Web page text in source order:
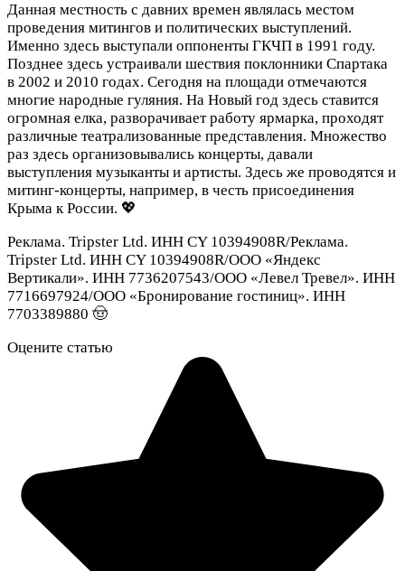
Данная местность с давних времен являлась местом
проведения митингов и политических выступлений.
Именно здесь выступали оппоненты ГКЧП в 1991 году.
Позднее здесь устраивали шествия поклонники Спартака
в 2002 и 2010 годах. Сегодня на площади отмечаются
многие народные гуляния. На Новый год здесь ставится
огромная елка, разворачивает работу ярмарка, проходят
различные театрализованные представления. Множество
раз здесь организовывались концерты, давали
выступления музыканты и артисты. Здесь же проводятся и
митинг-концерты, например, в честь присоединения
Крыма к России. 💖
Реклама. Tripster Ltd. ИНН CY 10394908R/Реклама.
Tripster Ltd. ИНН CY 10394908R/ООО «Яндекс
Вертикали». ИНН 7736207543/ООО «Левел Тревел». ИНН
7716697924/ООО «Бронирование гостиниц». ИНН
7703389880 🤠
Оцените статью